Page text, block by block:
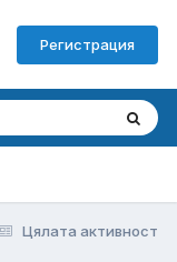
Регистрация
Цялата активност